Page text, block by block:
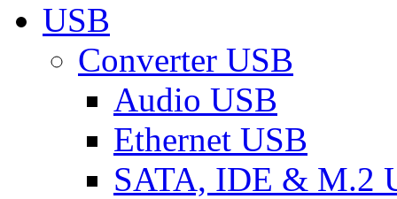
USB
Converter USB
Audio USB
Ethernet USB
SATA, IDE & M.2